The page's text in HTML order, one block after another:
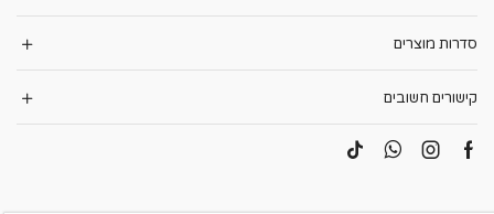
סדרות מוצרים
קישורים חשובים